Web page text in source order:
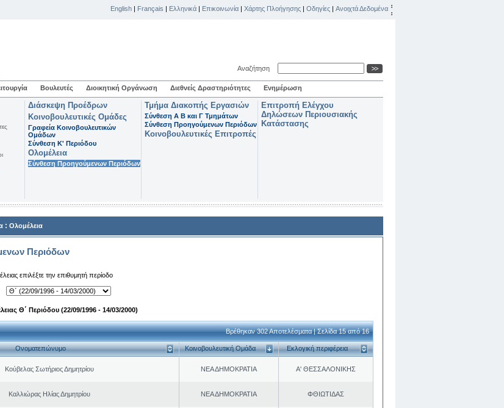
English | Français | Ελληνικά | Επικοινωνία | Χάρτης Πλοήγησης | Οδηγίες | Ανοιχτά Δεδομένα
Αναζήτηση
Βουλευτές Διοικητική Οργάνωση Διεθνείς Δραστηριότητες Ενημέρωση
Διάσκεψη Προέδρων
Κοινοβουλευτικές Ομάδες
Γραφεία Κοινοβουλευτικών
Ομάδων
Σύνθεση K' Περιόδου
Ολομέλεια
Σύνθεση Προηγούμενων Περιόδων
Τμήμα Διακοπής Εργασιών
Σύνθεση Α Β και Γ Τμημάτων
Σύνθεση Προηγούμενων Περιόδων
Κοινοβουλευτικές Επιτροπές
Επιτροπή Ελέγχου
Δηλώσεων Περιουσιακής
Κατάστασης
: Ολομέλεια
Περιόδων
επιλέξτε την επιθυμητή περίοδο
Θ΄ Περιόδου (22/09/1996 - 14/03/2000)
Βρέθηκαν 302 Αποτελέσματα | Σελίδα 15 από 16
Ονοματεπώνυμο Κοινοβουλευτική Ομάδα Εκλογική περιφέρεια
Κούβελας Σωτήριος Δημητρίου ΝΕΑ ΔΗΜΟΚΡΑΤΙΑ Α' ΘΕΣΣΑΛΟΝΙΚΗΣ
Καλλιώρας Ηλίας Δημητρίου ΝΕΑ ΔΗΜΟΚΡΑΤΙΑ ΦΘΙΩΤΙΔΑΣ